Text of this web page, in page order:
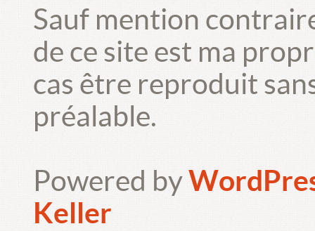
Sauf mention
de ce site est ma
cas être reproduit
préalable.
Powered by
Keller